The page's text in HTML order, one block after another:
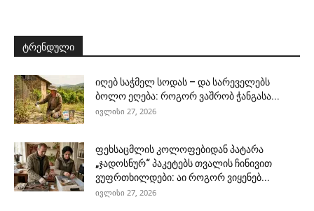
ტრენდული
იღებ საჭმელ სოდას – და სარეველებს
ბოლო ეღება: როგორ ვაშრობ ჭანგასა...
ივლისი 27, 2026
ფეხსაცმლის კოლოფებიდან პატარა
„ჯადოსნურ“ პაკეტებს თვალის ჩინივით
ვუფრთხილდები: აი როგორ ვიყენებ...
ივლისი 27, 2026